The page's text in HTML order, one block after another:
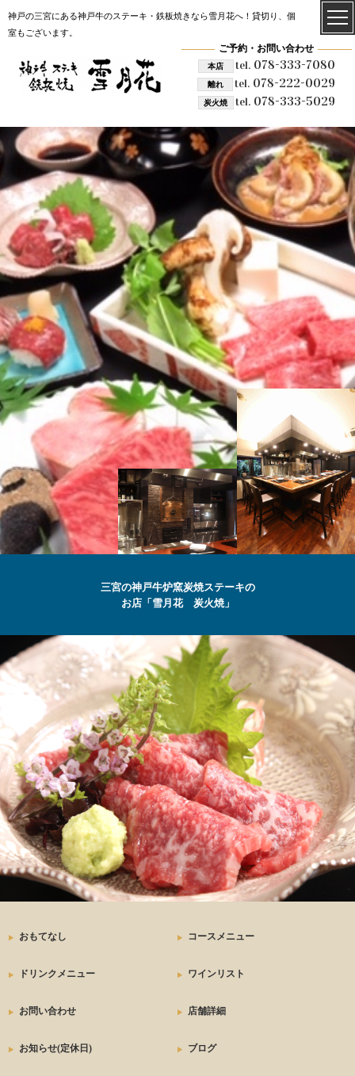
神戸の三宮にある神戸牛のステーキ・鉄板焼きなら雪月花へ！貸切り、個
室もございます。
ご予約・お問い合わせ
本店 tel.078-333-7080
離れ tel. 078-222-0029
炭火焼 tel.078-333-5029
雪月花 炭火焼
SETSUGEKKA
三宮の神戸牛炉窯炭焼ステーキの
お店「雪月花 炭火焼」
最高級の
神戸牛
ステーキ
おもてなし コースメニュー
ドリンクメニュー ワインリスト
お問い合わせ 店舗詳細
お知らせ(定休日) ブログ